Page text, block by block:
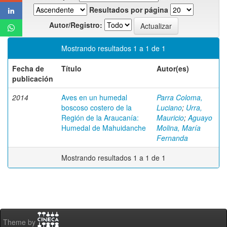
Resultados por página
Autor/Registro:
Mostrando resultados 1 a 1 de 1
Fecha de
publicación
Título Autor(es)
2014
Aves en un humedal
boscoso costero de la
Región de la Araucanía:
Humedal de Mahuidanche
Parra Coloma,
Luciano; Urra,
Mauricio;Aguayo
Molina, María
Fernanda
Mostrando resultados 1 a 1 de 1
Theme by